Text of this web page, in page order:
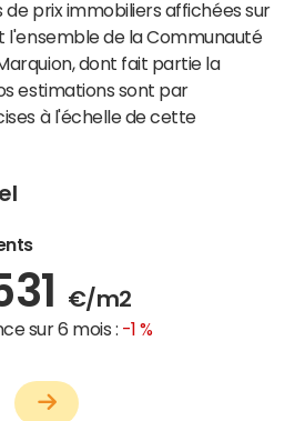
de prix immobiliers affichées sur
de la Communauté
dont fait partie la
estimations sont par
à l'échelle de cette
€/m2
sur 6 mois : -1 %